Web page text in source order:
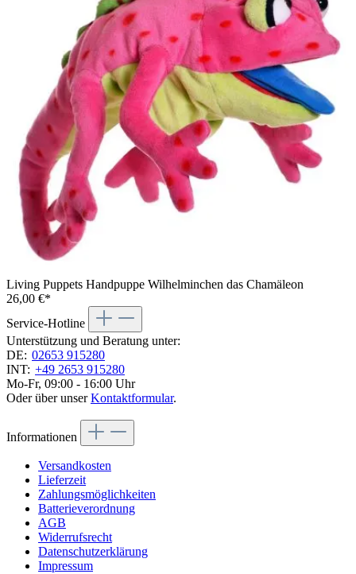
Living Puppets Handpuppe Wilhelminchen das Chamäleon
26,00 €*
Service-Hotline
Unterstützung und Beratung unter:
DE: 02653 915280
INT: +49 2653 915280
Mo-Fr, 09:00 - 16:00 Uhr
Oder über unserKontaktformular.
Informationen
Versandkosten
Lieferzeit
Zahlungsmöglichkeiten
Batterieverordnung
AGB
Widerrufsrecht
Datenschutzerklärung
Impressum